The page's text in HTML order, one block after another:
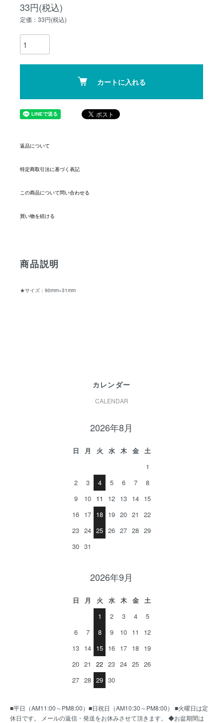
33円(税込)
定価：33円(税込)
カートに入れる
返品について
特定商取引法に基づく表記
この商品について問い合わせる
買い物を続ける
商品説明
★サイズ：90mm×31mm
カレンダー
CALENDAR
2026年8月
日 月 火 水 木 金
土
1
2
3 4 5 6 7
8
9
10 11 12 13 14 15
16 17 18 19 20 21
22
23 24 25 26 27 28 29
30 31
2026年9月
日 月 火 水 木 金
土
1
2 3 4
5
6
7 8 9 10 11
12
13 14 15 16 17 18 19
20 21 22 23 24 25 26
27 28 29 30
■平日（AM11:00～PM8:00）■日祝日（AM10:30～PM8:00） ■火曜日は定
休日です。 メールの返信・発送をお休みさせて頂きます。 ◆お盆期間は